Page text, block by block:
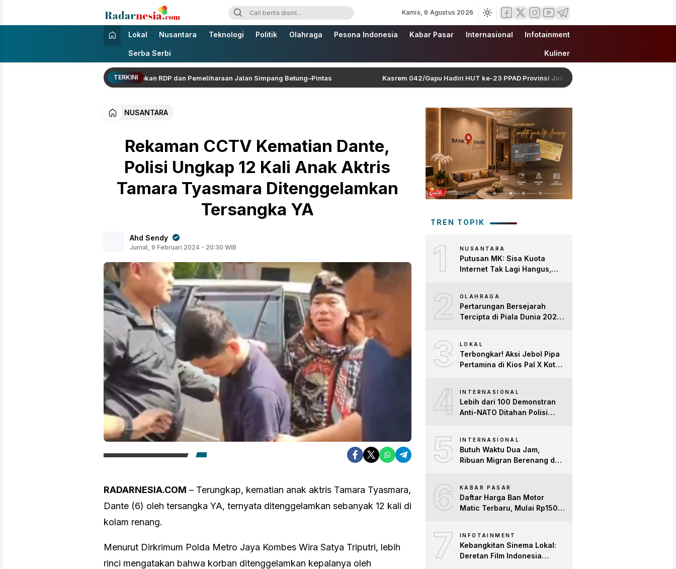
Radarnesia
Enak Dibaca
Kamis, 6 Agustus 2026
Lokal Nusantara Teknologi Politik Olahraga Pesona Indonesia Kabar Pasar Internasional Infotainment
Serba Serbi Kuliner
TERKINI
Berbuah Hasil, DPRD Jambi Siapkan RDP dan Pemeliharaan Jalan Simpang Betung–Pintas Kasrem 042/Gapu Hadiri HUT ke-23 PPAD Provinsi Jambi demi Perkuat Sinergi Dukung Program
NUSANTARA
Rekaman CCTV Kematian Dante,
Polisi Ungkap 12 Kali Anak Aktris
Tamara Tyasmara Ditenggelamkan
Tersangka YA
Ahd Sendy
Jumat, 9 Februari 2024 - 20:30 WIB
RADARNESIA.COM – Terungkap, kematian anak aktris Tamara Tyasmara,
Dante (6) oleh tersangka YA, ternyata ditenggelamkan sebanyak 12 kali di
kolam renang.
Menurut Dirkrimum Polda Metro Jaya Kombes Wira Satya Triputri, lebih
rinci mengatakan bahwa korban ditenggelamkan kepalanya oleh
TREN TOPIK
1 NUSANTARA
Putusan MK: Sisa Kuota
Internet Tak Lagi Hangus,
2 OLAHRAGA
Pertarungan Bersejarah
Tercipta di Piala Dunia 2026:
3 LOKAL
Terbongkar! Aksi Jebol Pipa
Pertamina di Kios Pal X Kota
4 INTERNASIONAL
Lebih dari 100 Demonstran
Anti-NATO Ditahan Polisi
5 INTERNASIONAL
Butuh Waktu Dua Jam,
Ribuan Migran Berenang dari
6 KABAR PASAR
Daftar Harga Ban Motor
Matic Terbaru, Mulai Rp150
7 INFOTAINMENT
Kebangkitan Sinema Lokal:
Deretan Film Indonesia